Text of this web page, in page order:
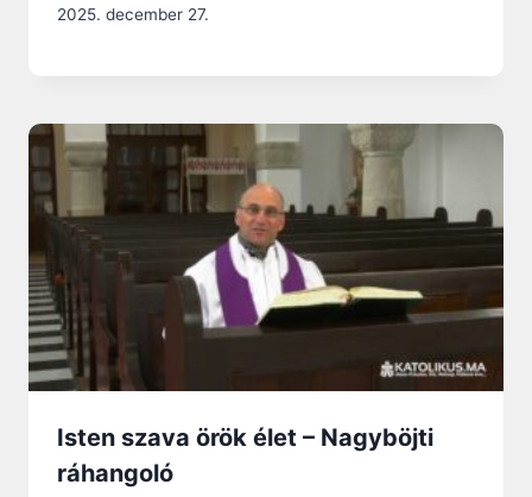
2025. december 27.
Isten szava örök élet – Nagyböjti
ráhangoló